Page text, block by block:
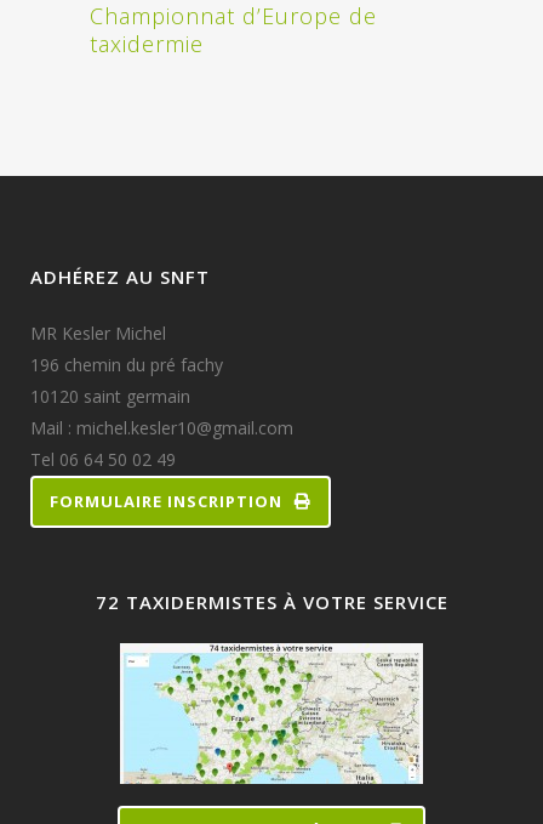
Championnat d’Europe de
taxidermie
ADHÉREZ AU SNFT
MR Kesler Michel
196 chemin du pré fachy
10120 saint germain
Mail : michel.kesler10@gmail.com
Tel 06 64 50 02 49
FORMULAIRE INSCRIPTION
72 TAXIDERMISTES À VOTRE SERVICE